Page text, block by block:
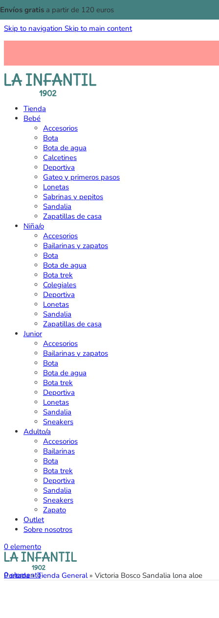
Skip to navigation Skip to main content
Envíos gratis a partir de 120 euros
Tienda
Bebé
Accesorios
Bota
Bota de agua
Calcetines
Deportiva
Gateo y primeros pasos
Lonetas
Sabrinas y pepitos
Sandalia
Zapatillas de casa
Niña/o
Accesorios
Bailarinas y zapatos
Bota
Bota de agua
Bota trek
Colegiales
Deportiva
Lonetas
Sandalia
Zapatillas de casa
Junior
Accesorios
Bailarinas y zapatos
Bota
Bota de agua
Bota trek
Deportiva
Lonetas
Sandalia
Sneakers
Adulto/a
Accesorios
Bailarinas
Bota
Bota trek
Deportiva
Sandalia
Sneakers
Zapato
Outlet
Sobre nosotros
0 elemento
0elemento
Portada»Tienda General» Victoria Bosco Sandalia lona aloe